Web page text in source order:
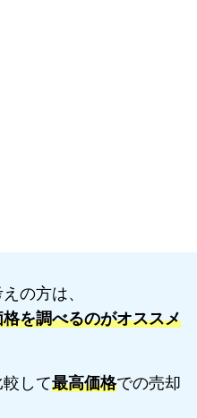
の方は、
を調べるのがオススメ
して最高価格での売却